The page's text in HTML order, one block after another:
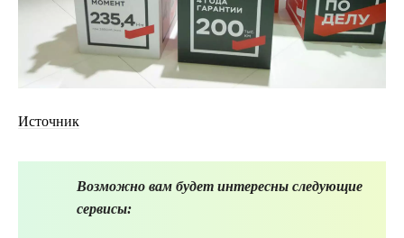
Источник
Возможно вам будет интересны следующие
сервисы: